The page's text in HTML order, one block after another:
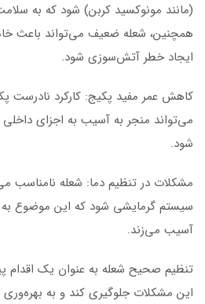
(مانند مونوکسید کربن) شود که به
همچنین، شعله ضعیف می‌تواند باعث
ایجاد خطر آتش‌سوزی شود.
کاهش عمر مفید پکیج: کارکرد نادرست
می‌تواند منجر به آسیب به اجزای
شود.
مشکلات در تنظیم دما: شعله نامناسب
سیستم گرمایشی شود که این موضوع
آسیب می‌زند.
تنظیم صحیح شعله به عنوان یک اقدام
این مشکلات جلوگیری کند و به